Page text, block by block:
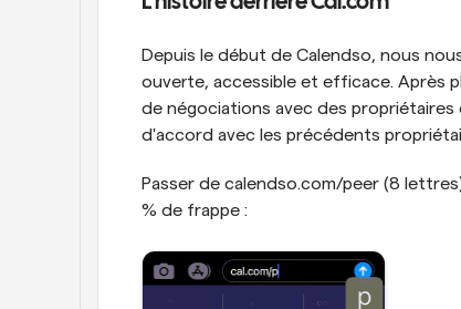
Depuis le début de Calendso, nous
ouverte, accessible et efficace. Après
de négociations avec des
d'accord avec les précédents
Passer de calendso.com/peer (8
% de frappe :